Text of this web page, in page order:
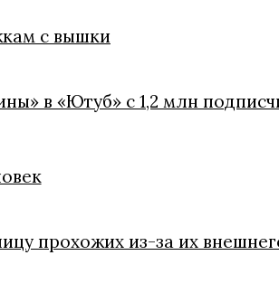
с вышки
в «Ютуб» с 1,2 млн
прохожих из-за их